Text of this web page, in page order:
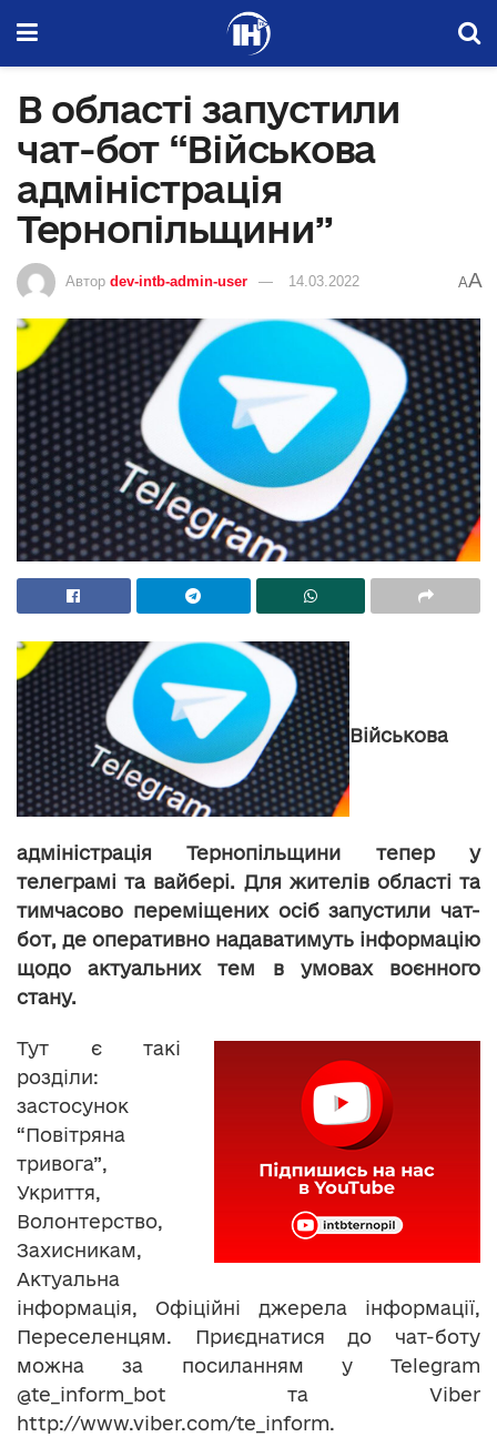
В області запустили
чат-бот “Військова
адміністрація
Тернопільщини”
Автор dev-intb-admin-user 14.03.2022 AA
Військова
адміністрація Тернопільщини тепер у
телеграмі та вайбері. Для жителів області та
тимчасово переміщених осіб запустили чат-
бот, де оперативно надаватимуть інформацію
щодо актуальних тем в умовах воєнного
стану.
Тут є такі
розділи:
застосунок
“Повітряна
тривога”,
Укриття,
Волонтерство,
Захисникам,
Актуальна
інформація, Офіційні джерела інформації,
Переселенцям. Приєднатися до чат-боту
можна за посиланням у Telegram
@te_inform_bot та Viber
http://www.viber.com/te_inform.